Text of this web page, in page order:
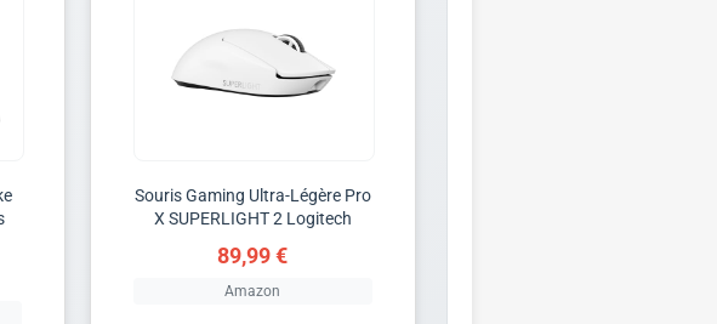
Souris Gaming Ultra-Légère Pro
X SUPERLIGHT 2 Logitech
89,99 €
Amazon